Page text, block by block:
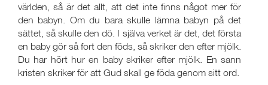
världen, så är det allt, att det inte finns något mer för
den babyn. Om du bara skulle lämna babyn på det
sättet, så skulle den dö. I själva verket är det, det första
en baby gör så fort den föds, så skriker den efter mjölk.
Du har hört hur en baby skriker efter mjölk. En sann
kristen skriker för att Gud skall ge föda genom sitt ord.